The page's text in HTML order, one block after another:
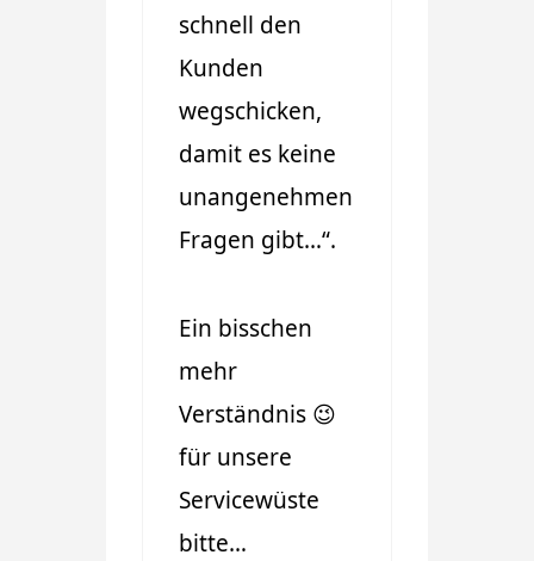
schnell den
Kunden
wegschicken,
damit es keine
unangenehmen
Fragen gibt…“.
Ein bisschen
mehr
Verständnis 😉
für unsere
Servicewüste
bitte…